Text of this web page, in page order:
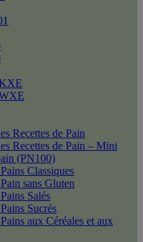
Recettes de Pain
Recettes de Pain – Mini
(PN100)
Classiques
sans Gluten
Salés
Sucrés
aux Céréales et aux